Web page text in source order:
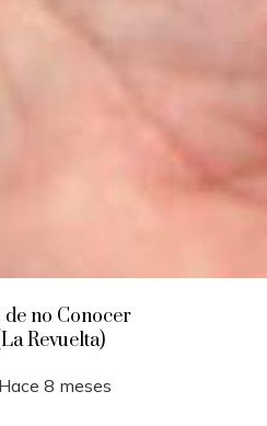
de no Conocer
Revuelta)
Hace 8 meses